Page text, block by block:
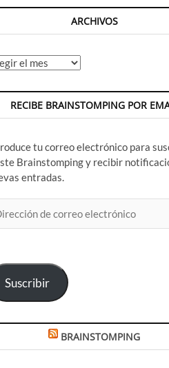
ARCHIVOS
RECIBE BRAINSTOMPING POR
tu correo electrónico para
Brainstomping y recibir
entradas.
Suscribir
BRAINSTOMPING